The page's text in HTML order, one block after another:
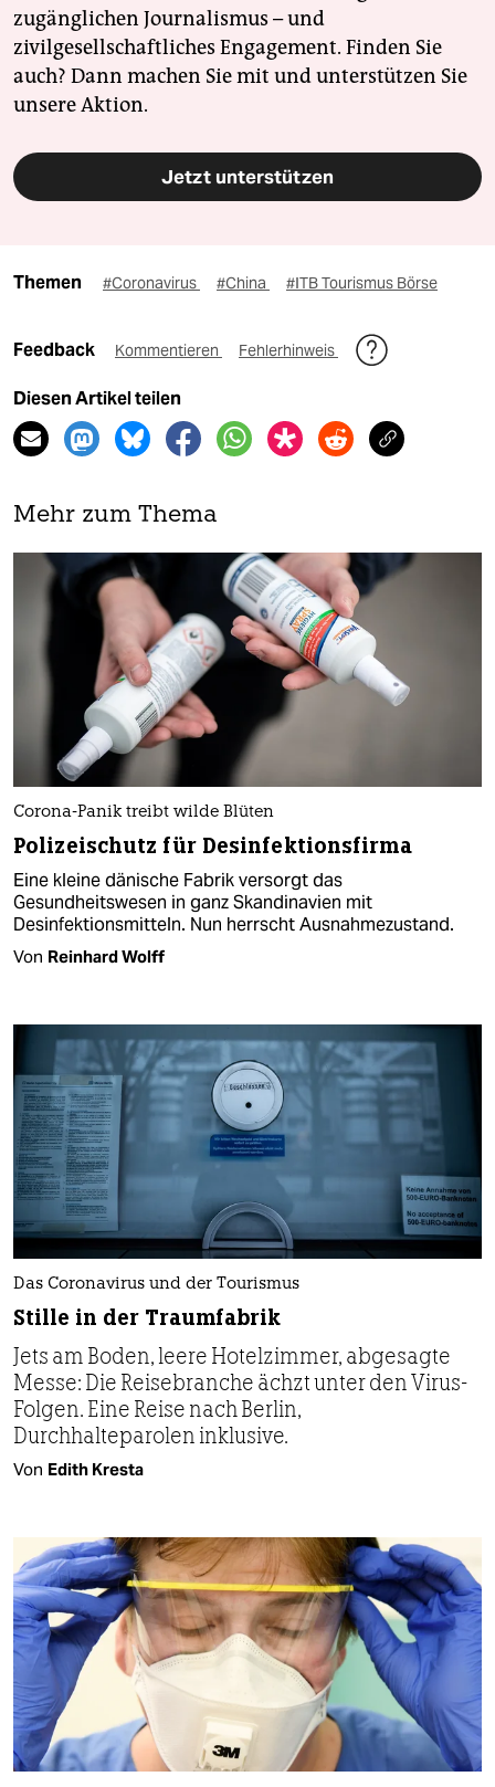
zugänglichen Journalismus – und
zivilgesellschaftliches Engagement. Finden Sie
auch? Dann machen Sie mit und unterstützen Sie
unsere Aktion.
Jetzt unterstützen
Themen #Coronavirus #China #ITB Tourismus Börse
Feedback Kommentieren Fehlerhinweis
Diesen Artikel teilen
Mehr zum Thema
Corona-Panik treibt wilde Blüten
Polizeischutz für Desinfektionsfirma
Eine kleine dänische Fabrik versorgt das
Gesundheitswesen in ganz Skandinavien mit
Desinfektionsmitteln. Nun herrscht Ausnahmezustand.
Von Reinhard Wolff
Das Coronavirus und der Tourismus
Stille in der Traumfabrik
Jets am Boden, leere Hotelzimmer, abgesagte
Messe: Die Reisebranche ächzt unter den Virus-
Folgen. Eine Reise nach Berlin,
Durchhalteparolen inklusive.
Von Edith Kresta